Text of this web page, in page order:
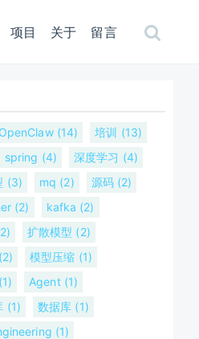
项目 关于 留言
OpenClaw (14)
培训 (13)
spring (4)
深度学习 (4)
(3)
mq (2)
源码 (2)
(2)
kafka (2)
扩散模型 (2)
模型压缩 (1)
Agent (1)
(1)
数据库 (1)
(1)